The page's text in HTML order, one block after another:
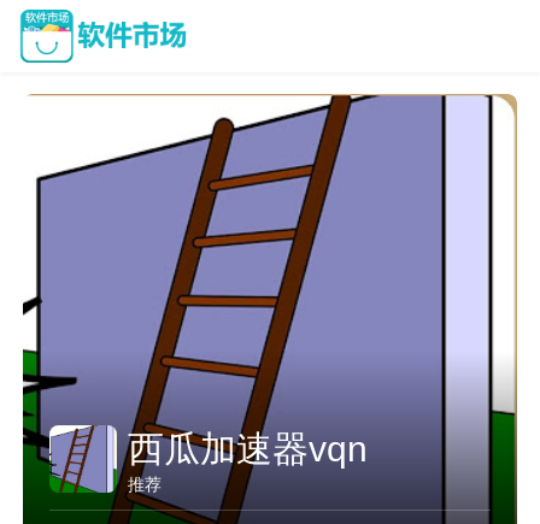
西瓜加速器vqn
推荐